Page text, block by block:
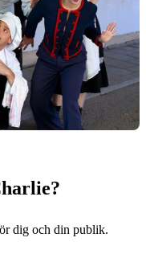
dig och din publik.